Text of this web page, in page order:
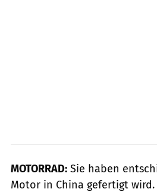
MOTORRAD: Sie haben
Motor in China gefertigt